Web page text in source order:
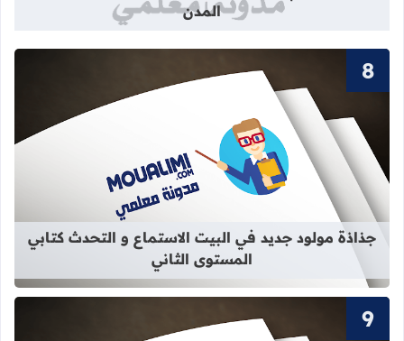
المدن
قراءة المزيد عن جذاذة مولود جديد
جذاذة مولود جديد في البيت الاستماع و التحدث كتابي
المستوى الثاني